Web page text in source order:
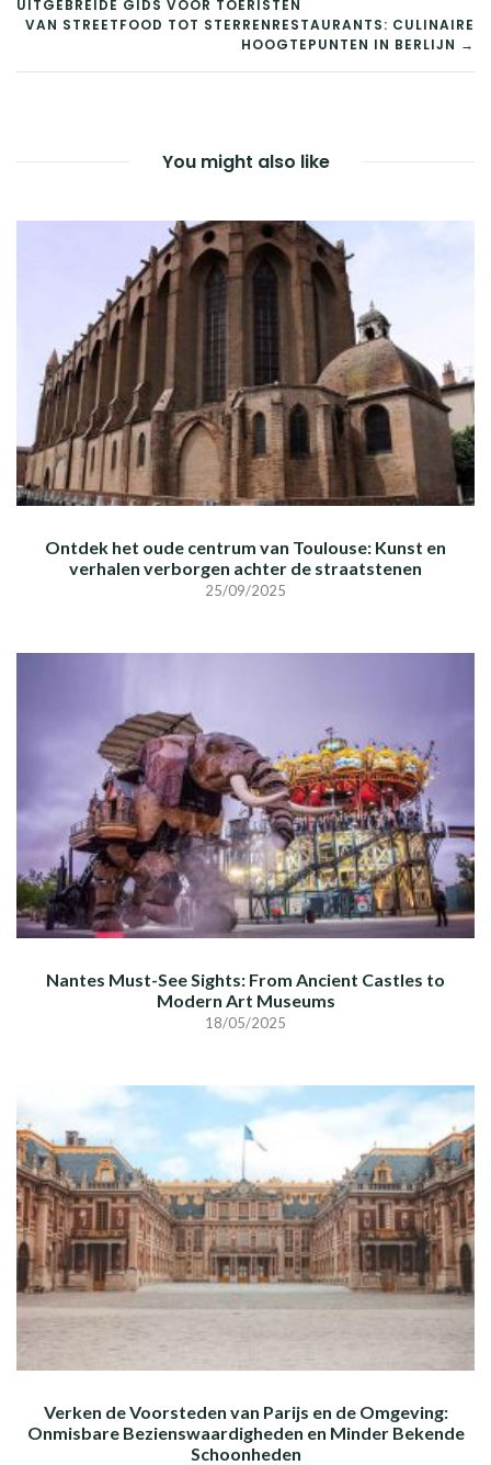
NAVIGATIE
UITGEBREIDE GIDS VOOR TOERISTEN
VAN STREETFOOD TOT STERRENRESTAURANTS: CULINAIRE
HOOGTEPUNTEN IN BERLIJN →
You might also like
Ontdek het oude centrum van Toulouse: Kunst en
verhalen verborgen achter de straatstenen
25/09/2025
Nantes Must-See Sights: From Ancient Castles to
Modern Art Museums
18/05/2025
Verken de Voorsteden van Parijs en de Omgeving:
Onmisbare Bezienswaardigheden en Minder Bekende
Schoonheden